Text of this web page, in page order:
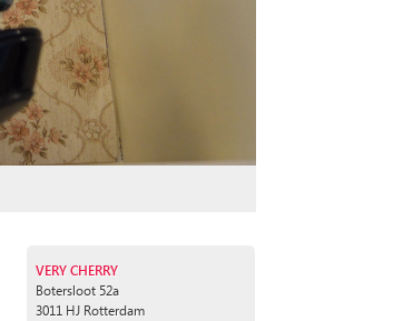
VERY CHERRY
Botersloot 52a
3011 HJ Rotterdam